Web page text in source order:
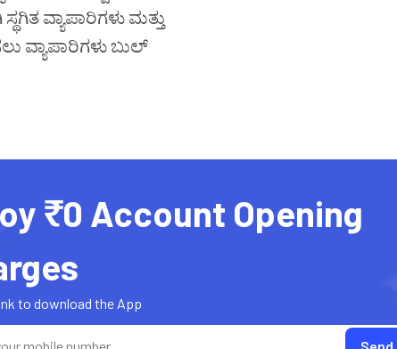
ವ್ಯಾಪಾರಿಗಳು ಮತ್ತು
ವ್ಯಾಪಾರಿಗಳು ಬುಲ್
₹0 Account Opening
to download the App